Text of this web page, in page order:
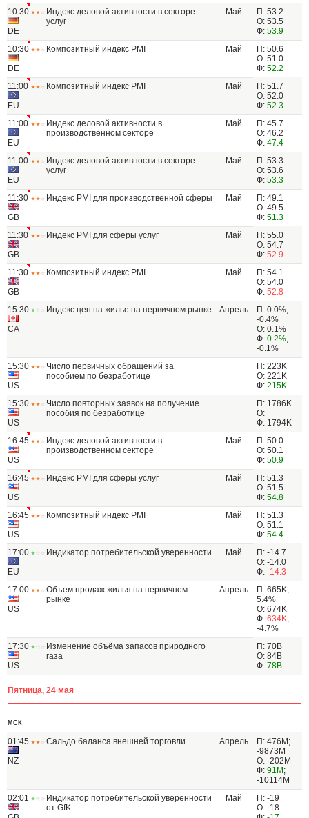
10:30
DE
Индекс деловой активности в секторе
услуг
Май
П: 53.2
О: 53.5
Ф: 53.9
10:30
DE
Композитный индекс PMI Май
П: 50.6
О: 51.0
Ф: 52.2
11:00
EU
Композитный индекс PMI Май
П: 51.7
О: 52.0
Ф: 52.3
11:00
EU
Индекс деловой активности в
производственном секторе
Май
П: 45.7
О: 46.2
Ф: 47.4
11:00
EU
Индекс деловой активности в секторе
услуг
Май
П: 53.3
О: 53.6
Ф: 53.3
11:30
GB
Индекс PMI для производственной сферы Май
П: 49.1
О: 49.5
Ф: 51.3
11:30
GB
Индекс PMI для сферы услуг Май
П: 55.0
О: 54.7
Ф: 52.9
11:30
GB
Композитный индекс PMI Май
П: 54.1
О: 54.0
Ф: 52.8
15:30
CA
Индекс цен на жилье на первичном рынке Апрель
П: 0.0%;
-0.4%
О: 0.1%
Ф: 0.2%;
-0.1%
15:30
US
Число первичных обращений за
пособием по безработице
П: 223K
О: 221K
Ф: 215K
15:30
US
Число повторных заявок на получение
пособия по безработице
П: 1786K
О:
Ф: 1794K
16:45
US
Индекс деловой активности в
производственном секторе
Май
П: 50.0
О: 50.1
Ф: 50.9
16:45
US
Индекс PMI для сферы услуг Май
П: 51.3
О: 51.5
Ф: 54.8
16:45
US
Композитный индекс PMI Май
П: 51.3
О: 51.1
Ф: 54.4
17:00
EU
Индикатор потребительской уверенности Май
П: -14.7
О: -14.0
Ф: -14.3
17:00
US
Объем продаж жилья на первичном
рынке
Апрель
П: 665K;
5.4%
О: 674K
Ф: 634K;
-4.7%
17:30
US
Изменение объёма запасов природного
газа
П: 70B
О: 84B
Ф: 78B
Пятница, 24 мая
МСК
01:45
NZ
Сальдо баланса внешней торговли Апрель
П: 476M;
-9873M
О: -202M
Ф: 91M ;
-10114M
02:01
Индикатор потребительской уверенности
от GfK
Май
П: -19
О: -18